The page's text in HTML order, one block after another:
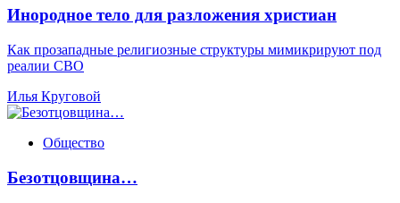
Инородное тело для разложения христиан
Как прозападные религиозные структуры мимикрируют под
реалии СВО
Илья Круговой
Общество
Безотцовщина…